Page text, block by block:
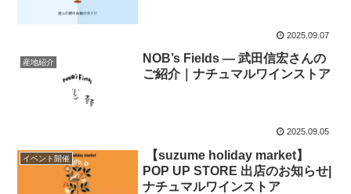
2025.09.07
産地紹介
NOB’s Fields ― 武田信宏さんの
ご紹介｜ナチュマルワインストア
2025.09.05
イベント開催
【suzume holiday market】
POP UP STORE 出店のお知らせ|
ナチュマルワインストア